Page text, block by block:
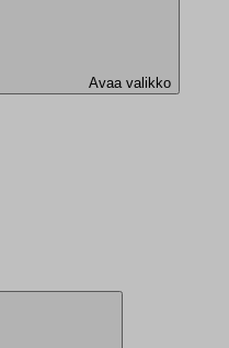
Avaa valikko